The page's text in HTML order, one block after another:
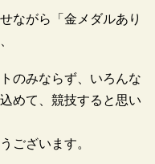
ながら「金メダルあり
のみならず、いろんな
めて、競技すると思い
ございます。